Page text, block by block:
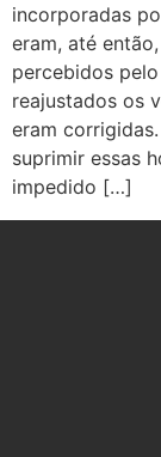
incorporadas
eram, até
percebidos
reajustados os
eram
suprimir essas
impedido […]